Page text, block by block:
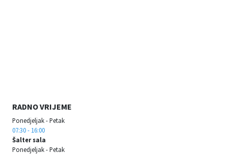
RADNO VRIJEME
Ponedjeljak - Petak
07:30 - 16:00
Šalter sala
Ponedjeljak - Petak